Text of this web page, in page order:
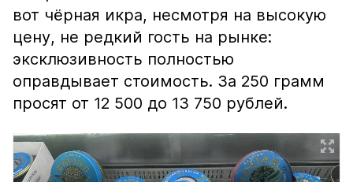
вот чёрная икра, несмотря на высокую
цену, не редкий гость на рынке:
эксклюзивность полностью
оправдывает стоимость. За 250 грамм
просят от 12 500 до 13 750 рублей.